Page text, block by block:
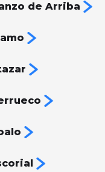
de Arriba